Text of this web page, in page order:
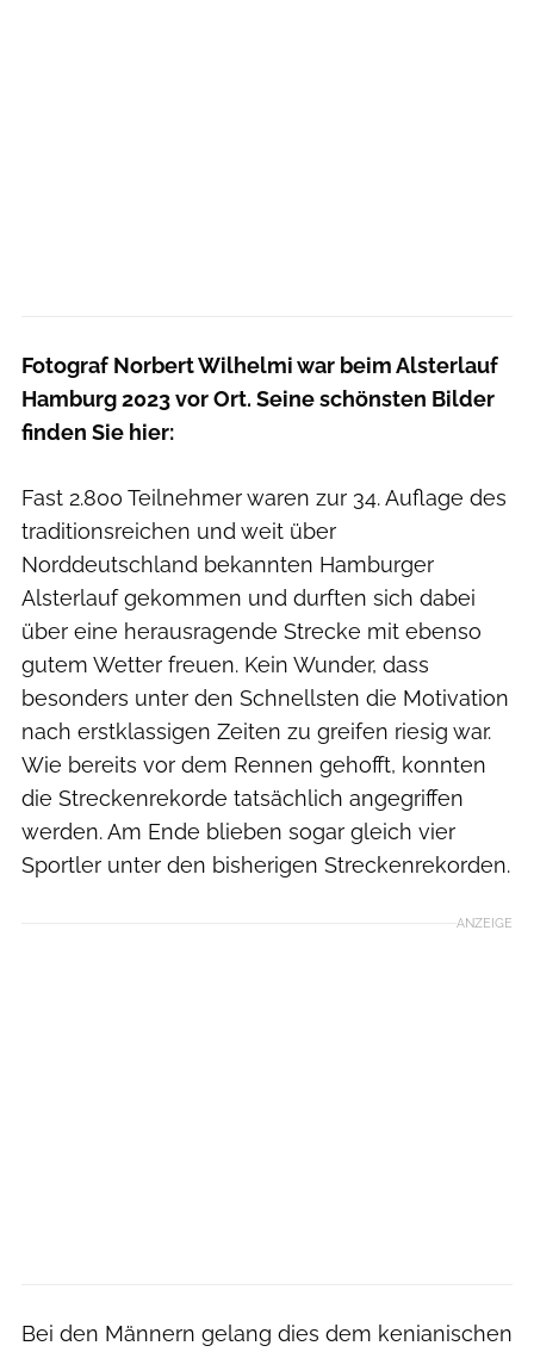
Fotograf Norbert Wilhelmi war beim Alsterlauf
Hamburg 2023 vor Ort. Seine schönsten Bilder
finden Sie hier:
Fast 2.800 Teilnehmer waren zur 34. Auflage des
traditionsreichen und weit über
Norddeutschland bekannten Hamburger
Alsterlauf gekommen und durften sich dabei
über eine herausragende Strecke mit ebenso
gutem Wetter freuen. Kein Wunder, dass
besonders unter den Schnellsten die Motivation
nach erstklassigen Zeiten zu greifen riesig war.
Wie bereits vor dem Rennen gehofft, konnten
die Streckenrekorde tatsächlich angegriffen
werden. Am Ende blieben sogar gleich vier
Sportler unter den bisherigen Streckenrekorden.
ANZEIGE
Bei den Männern gelang dies dem kenianischen